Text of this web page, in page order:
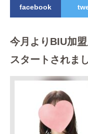
facebook
今月よりBIU加
スタートされま